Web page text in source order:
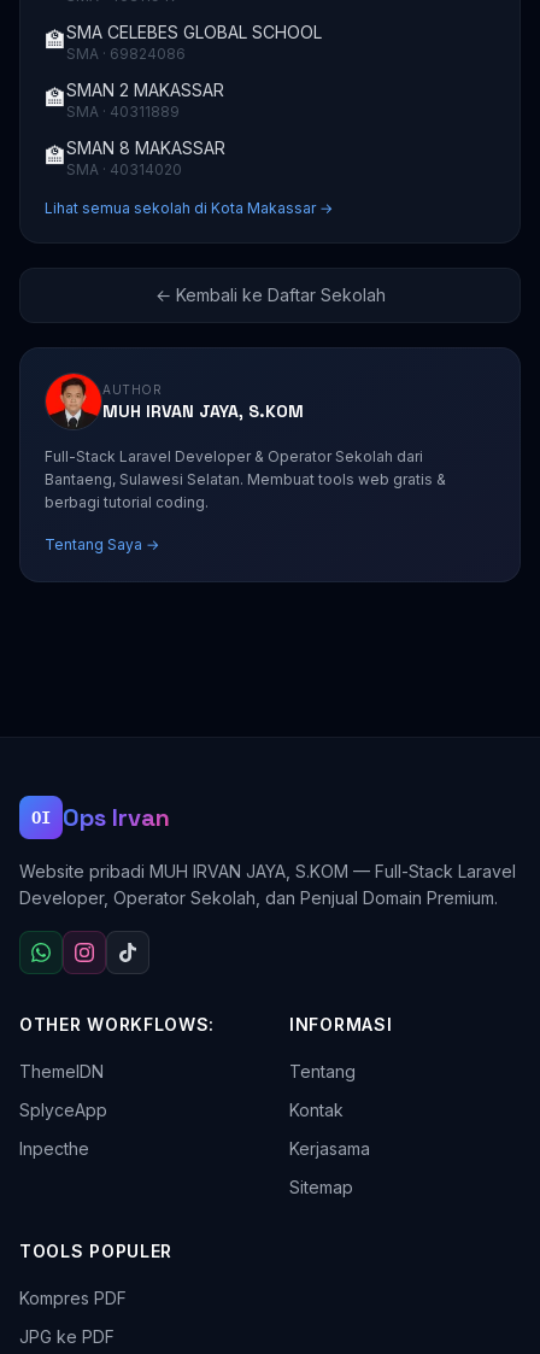
🏫SMA CELEBES GLOBAL SCHOOL
SMA · 69824086
🏫SMAN 2 MAKASSAR
SMA · 40311889
🏫SMAN 8 MAKASSAR
SMA · 40314020
Lihat semua sekolah di Kota Makassar →
← Kembali ke Daftar Sekolah
AUTHOR
MUH IRVAN JAYA, S.KOM
Full-Stack Laravel Developer & Operator Sekolah dari
Bantaeng, Sulawesi Selatan. Membuat tools web gratis &
berbagi tutorial coding.
Tentang Saya →
OI Ops Irvan
Website pribadi MUH IRVAN JAYA, S.KOM — Full-Stack Laravel
Developer, Operator Sekolah, dan Penjual Domain Premium.
OTHER WORKFLOWS:
ThemeIDN
SplyceApp
Inpecthe
INFORMASI
Tentang
Kontak
Kerjasama
Sitemap
TOOLS POPULER
Kompres PDF
JPG ke PDF